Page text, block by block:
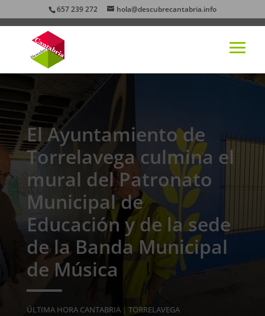
657 239 272 hola@descubrecantabria.info
El Ayuntamiento de
Torrelavega culmina el
mural del Patronato
Municipal de
Educación y de la sede
de la Banda Municipal
de Música
ÚLTIMA HORA CANTABRIA| TORRELAVEGA